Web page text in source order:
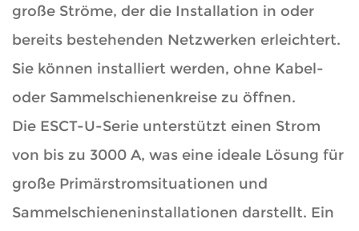
große Ströme, der die Installation in oder
bereits bestehenden Netzwerken erleichtert.
Sie können installiert werden, ohne Kabel-
oder Sammelschienenkreise zu öffnen.
Die ESCT-U-Serie unterstützt einen Strom
von bis zu 3000 A, was eine ideale Lösung für
große Primärstromsituationen und
Sammelschieneninstallationen darstellt. Ein